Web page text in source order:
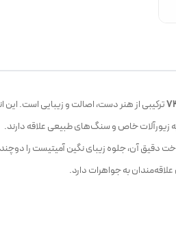
زیورآلات خاص و سنگ‌های طبیعی علاقه دارند.
دستساز از نقره عیار 925 ساخته شده و پرداخت دقیق آن،
به جواهرات دارد.